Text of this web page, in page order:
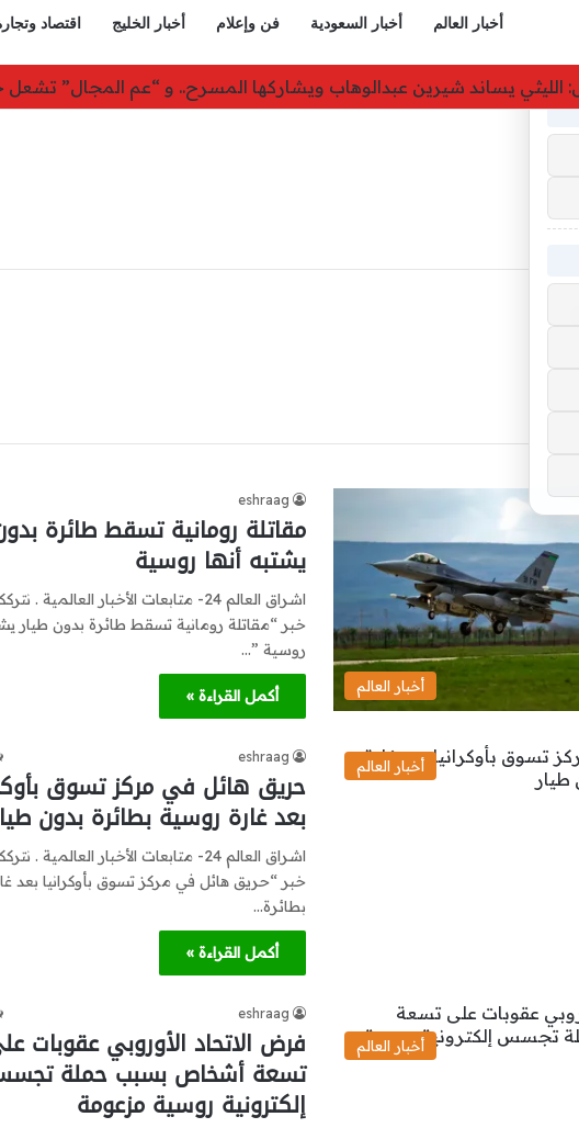
أخبار العالم أخبار السعودية فن وإعلام أخبار الخليج اقتصاد
– برشلونة يقترب من حسم صفقة رودري عقب مفاوضات متقدمة
أخبار العالم
eshraag
مقاتلة رومانية تسقط طائرة
يشتبه أنها روسية
اشراق العالم 24- متابعات الأخبار العالمية .
خبر “مقاتلة رومانية تسقط طائرة بدون طيار
روسية ”…
أكمل القراءة »
أخبار العالم
eshraag
حريق هائل في مركز تسوق
بعد غارة روسية بطائرة بدون
اشراق العالم 24- متابعات الأخبار العالمية .
خبر “حريق هائل في مركز تسوق بأوكرانيا بعد
بطائرة…
أكمل القراءة »
أخبار العالم
eshraag
فرض الاتحاد الأوروبي عقوبات
تسعة أشخاص بسبب حملة
إلكترونية روسية مزعومة